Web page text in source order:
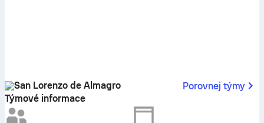
San Lorenzo de Almagro
Porovnej týmy
Týmové informace